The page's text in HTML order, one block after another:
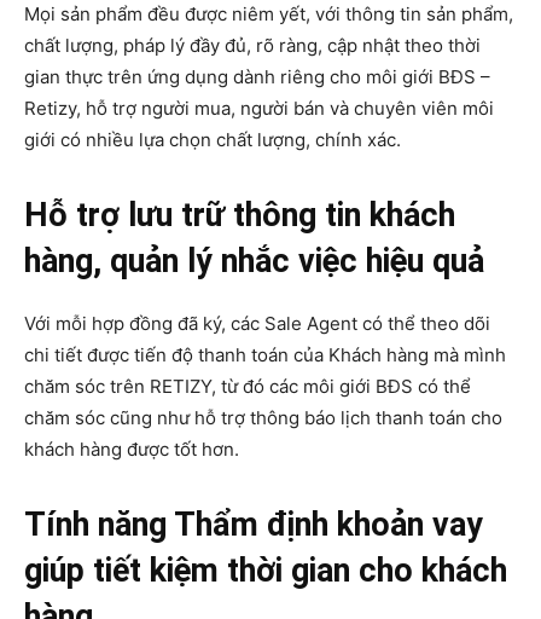
Mọi sản phẩm đều được niêm yết, với thông tin sản phẩm,
chất lượng, pháp lý đầy đủ, rõ ràng, cập nhật theo thời
gian thực trên ứng dụng dành riêng cho môi giới BĐS –
Retizy, hỗ trợ người mua, người bán và chuyên viên môi
giới có nhiều lựa chọn chất lượng, chính xác.
Hỗ trợ lưu trữ thông tin khách
hàng, quản lý nhắc việc hiệu quả
Với mỗi hợp đồng đã ký, các Sale Agent có thể theo dõi
chi tiết được tiến độ thanh toán của Khách hàng mà mình
chăm sóc trên RETIZY, từ đó các môi giới BĐS có thể
chăm sóc cũng như hỗ trợ thông báo lịch thanh toán cho
khách hàng được tốt hơn.
Tính năng Thẩm định khoản vay
giúp tiết kiệm thời gian cho khách